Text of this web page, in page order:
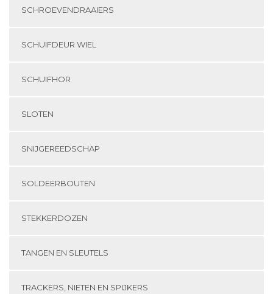
SCHROEVENDRAAIERS
SCHUIFDEUR WIEL
SCHUIFHOR
SLOTEN
SNIJGEREEDSCHAP
SOLDEERBOUTEN
STEKKERDOZEN
TANGEN EN SLEUTELS
TRACKERS, NIETEN EN SPIJKERS